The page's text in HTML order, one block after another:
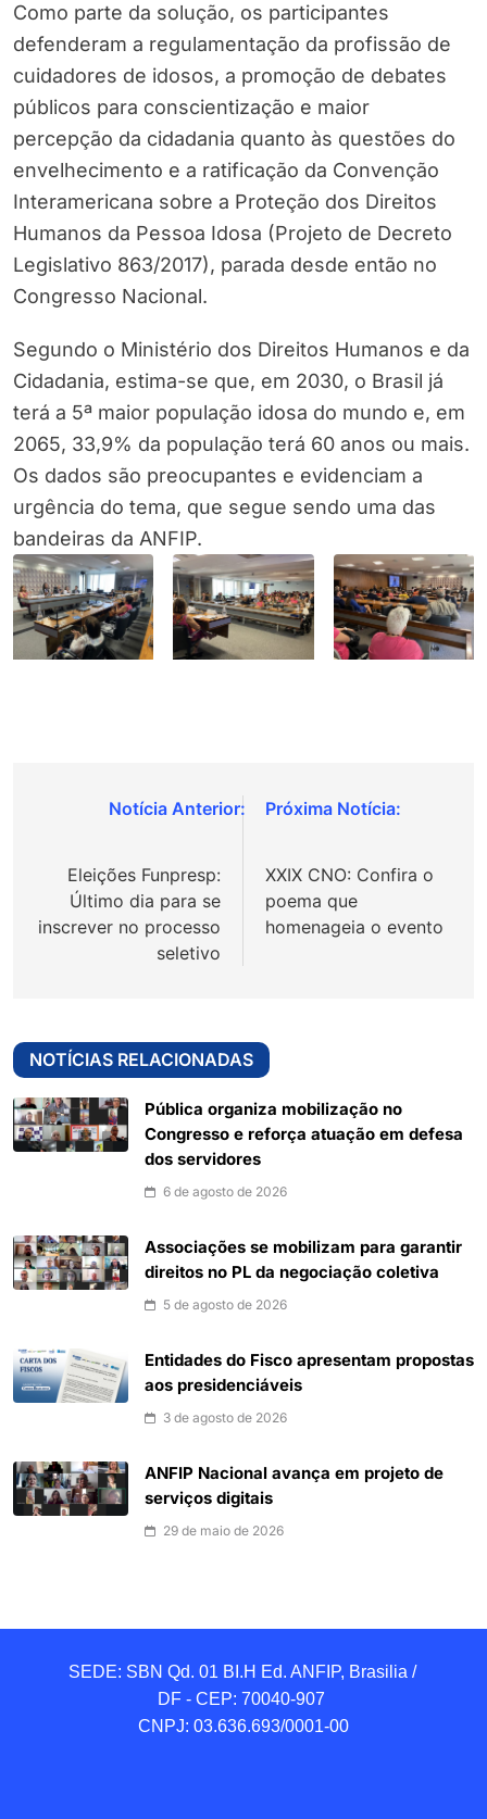
Como parte da solução, os participantes
defenderam a regulamentação da profissão de
cuidadores de idosos, a promoção de debates
públicos para conscientização e maior
percepção da cidadania quanto às questões do
envelhecimento e a ratificação da Convenção
Interamericana sobre a Proteção dos Direitos
Humanos da Pessoa Idosa (Projeto de Decreto
Legislativo 863/2017), parada desde então no
Congresso Nacional.
Segundo o Ministério dos Direitos Humanos e da
Cidadania, estima-se que, em 2030, o Brasil já
terá a 5ª maior população idosa do mundo e, em
2065, 33,9% da população terá 60 anos ou mais.
Os dados são preocupantes e evidenciam a
urgência do tema, que segue sendo uma das
bandeiras da ANFIP.
Navegação
Post
Eleições Funpresp:
Último dia para se
inscrever no processo
seletivo
XXIX CNO: Confira o
poema que
homenageia o evento
NOTÍCIAS RELACIONADAS
Pública organiza mobilização no
Congresso e reforça atuação em defesa
dos servidores
6 de agosto de 2026
Associações se mobilizam para garantir
direitos no PL da negociação coletiva
5 de agosto de 2026
Entidades do Fisco apresentam propostas
aos presidenciáveis
3 de agosto de 2026
ANFIP Nacional avança em projeto de
serviços digitais
29 de maio de 2026
SEDE: SBN Qd. 01 BI.H Ed. ANFIP, Brasilia /
DF - CEP: 70040-907
CNPJ: 03.636.693/0001-00